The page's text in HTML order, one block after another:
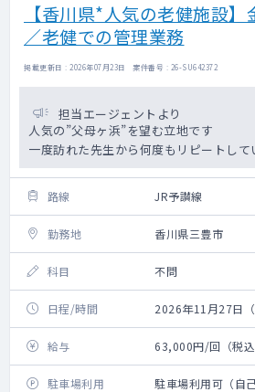
【香川県*人気の老健施設
／老健での管理業務
掲載更新日 : 2026年07月23日 案件番号 : 26-SU642372
担当エージェントより
人気の”父母ヶ浜”を望む立地です
一度訪れた先生から何度もリピートし
路線 JR予讃線
勤務地 香川県三豊市
科目 不問
日程/時間 2026年11月27日
給与 63,000円/回（税込
駐車場利用 駐車場利用可（自